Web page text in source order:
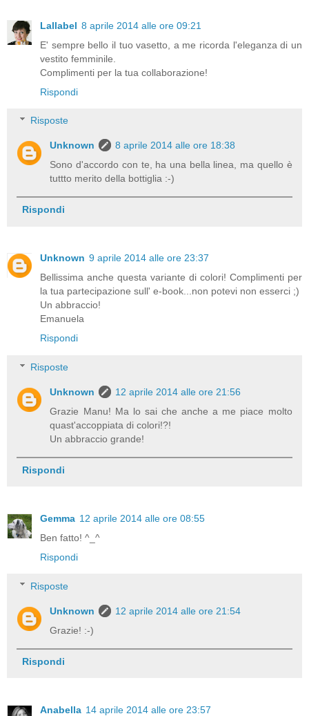
Lallabel 8 aprile 2014 alle ore 09:21
E' sempre bello il tuo vasetto, a me ricorda l'eleganza di un
vestito femminile.
Complimenti per la tua collaborazione!
Rispondi
Risposte
Unknown
8 aprile 2014 alle ore 18:38
Sono d'accordo con te, ha una bella linea, ma quello è
tuttto merito della bottiglia :-)
Rispondi
Unknown 9 aprile 2014 alle ore 23:37
Bellissima anche questa variante di colori! Complimenti per
la tua partecipazione sull' e-book...non potevi non esserci ;)
Un abbraccio!
Emanuela
Rispondi
Risposte
Unknown
12 aprile 2014 alle ore 21:56
Grazie Manu! Ma lo sai che anche a me piace molto
quast'accoppiata di colori!?!
Un abbraccio grande!
Rispondi
Gemma 12 aprile 2014 alle ore 08:55
Ben fatto! ^_^
Rispondi
Risposte
Unknown
12 aprile 2014 alle ore 21:54
Grazie! :-)
Rispondi
Anabella 14 aprile 2014 alle ore 23:57